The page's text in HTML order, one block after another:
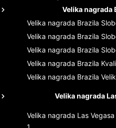
Velika nagrada
Velika nagrada Brazila
Velika nagrada Brazila
Velika nagrada Brazila
Velika nagrada Brazila
Velika nagrada Brazila
Velika nagrada
Velika nagrada Las Vegasa